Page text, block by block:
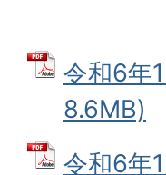
令和6年
8.6MB)
令和6年